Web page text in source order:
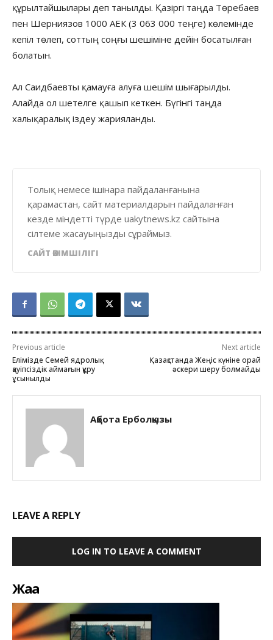
құрылтайшылары деп танылды. Қазіргі таңда Төребаев
пен Шерниязов 1000 АЕК (3 063 000 теңге) көлемінде
кепіл төлеп, соттың соңғы шешіміне дейін босатылған
болатын.
Ал Саидбаевты қамауға алуға шешім шығарылды.
Алайда ол шетелге қашып кеткен. Бүгінгі таңда
халықаралық іздеу жарияланды.
Толық немесе ішінара пайдаланғанына
қарамастан, сайт материалдарын пайдаланған
кезде міндетті түрде uakytnews.kz сайтына
сілтеме жасауыңызды сұраймыз.
САЙТ ӘКІМШІЛІГІ
Previous article
Елімізде Семей ядролық
қауіпсіздік аймағын құру
ұсынылды
Next article
Қазақстанда Жеңіс күніне орай
әскери шеру болмайды
Ақбота Ерболқызы
LEAVE A REPLY
LOG IN TO LEAVE A COMMENT
Жаңа